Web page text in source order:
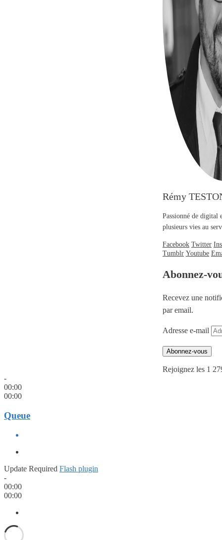
Rémy
Passionné de digital
plusieurs vies au
Facebook Twitter
Tumblr Youtube
Abonnez-
Recevez une
par email.
Adresse e-mail
Abonnez-vous
Rejoignez les 1
-
00:00
00:00
Queue
Update Required Flash plugin
-
00:00
00:00